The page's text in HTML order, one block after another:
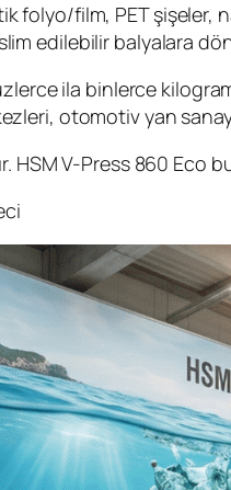
folyo/film, PET şişeler,
edilebilir balyalara
ila binlerce
otomotiv yan
HSM V-Press 860 Eco